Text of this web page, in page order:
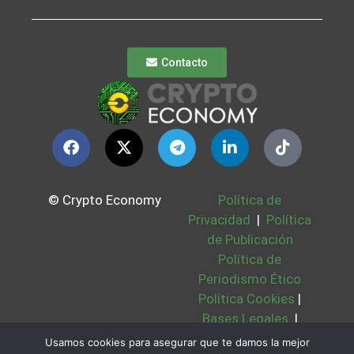
Contacto
© Crypto Economy
Política de
Privacidad | Política
de Publicación
Política de
Periodismo Ético
Política Cookies |
Bases Legales |
Partners | Sobre
Usamos cookies para asegurar que te damos la mejor